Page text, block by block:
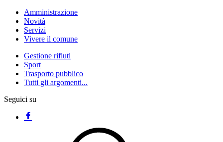
Amministrazione
Novità
Servizi
Vivere il comune
Gestione rifiuti
Sport
Trasporto pubblico
Tutti gli argomenti...
Seguici su